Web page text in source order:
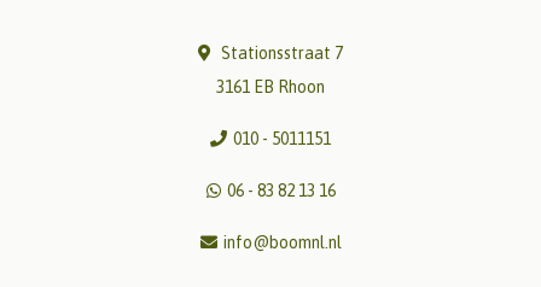
Stationsstraat 7
3161 EB Rhoon
010 - 5011151
06 - 83 82 13 16
info@boomnl.nl